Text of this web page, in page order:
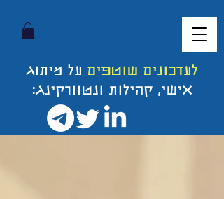
לעדכונים שוטפים על מיתוג
אישי, קהילות ונטוורקינג: